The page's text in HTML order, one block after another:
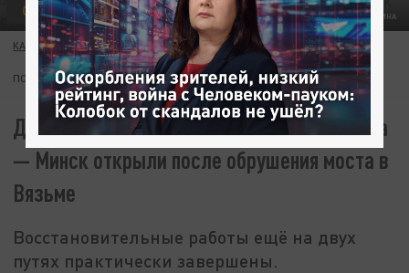
TELEGRAM-КАНАЛ ГУБЕРНАТОРА СМОЛЕНСКОЙ ОБЛАСТИ ВАСИЛИЯ АНОХИНА
ОБЩЕСТВО
КАРИНА РОМАНОВА 10 АПРЕЛЯ 06:53
ПОДПИШИТЕСЬ:
Движение поездов по направлению Москва
— Минск открыли после обрушения моста в
Вязьме
Восстановительные работы ещё на двух
путях практически завершены.